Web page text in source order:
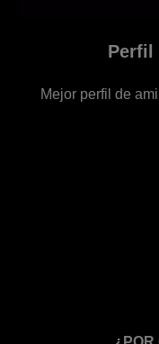
(cantidad y